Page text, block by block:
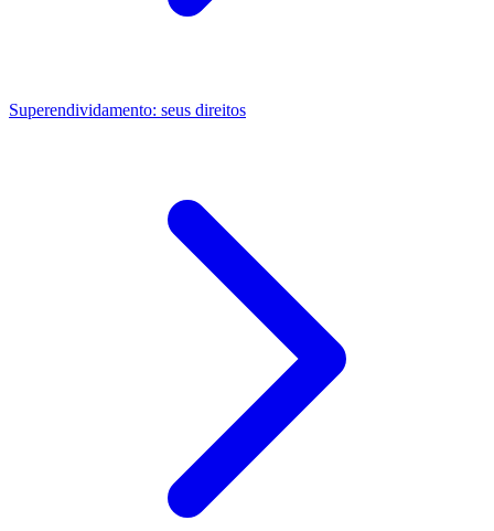
Superendividamento: seus direitos